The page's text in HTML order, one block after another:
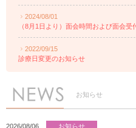
2024/08/01
（8月1日より）面会時間および面会
2022/09/15
診療日変更のお知らせ
お知らせ
2026/08/06
お知らせ